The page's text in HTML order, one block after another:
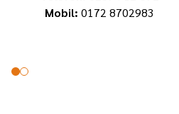
Mobil: 0172 8702983